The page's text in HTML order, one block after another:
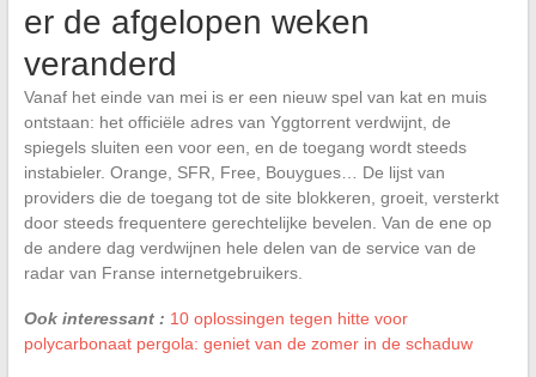
er de afgelopen weken
veranderd
Vanaf het einde van mei is er een nieuw spel van kat en muis
ontstaan: het officiële adres van Yggtorrent verdwijnt, de
spiegels sluiten een voor een, en de toegang wordt steeds
instabieler. Orange, SFR, Free, Bouygues… De lijst van
providers die de toegang tot de site blokkeren, groeit, versterkt
door steeds frequentere gerechtelijke bevelen. Van de ene op
de andere dag verdwijnen hele delen van de service van de
radar van Franse internetgebruikers.
Ook interessant : 10 oplossingen tegen hitte voor
polycarbonaat pergola: geniet van de zomer in de schaduw